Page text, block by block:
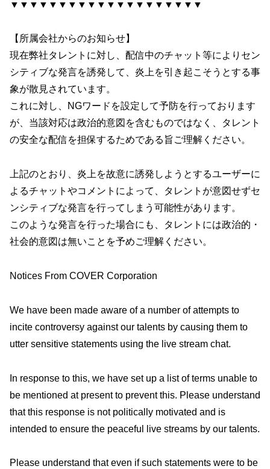
▼▼▼▼▼▼▼▼▼▼▼▼▼▼▼▼▼▼▼▼
【所属会社からのお知らせ】
現在弊社タレントに対し、配信中のチャット等によりセン
シティブな発言を誘発して、炎上を引き起こそうとする事
象が散見されています。
これに対し、NGワードを設定して予防を行っております
が、当該対応は政治的意図を含むものではなく、タレント
の安全な配信を担保するためである旨ご理解ください。
上記のとおり、炎上を故意に誘発しようとするユーザーに
よるチャットやコメントによって、タレントが意図せずセ
ンシティブな発言を行ってしまう可能性があります。
このような発言を行った場合にも、タレントには政治的・
社会的意図は無いことを予めご理解ください。
Notices From COVER Corporation
We have been made aware of a number of attempts to
incite controversy against our talents by causing them to
utter sensitive statements using the live stream chat.
In response to this, we have set up a list of terms unable to
be mentioned at present to prevent this. Please understand
that this response is not politically motivated and is
intended to ensure the peaceful live streams by our talents.
Please understand that even if such statements were to be